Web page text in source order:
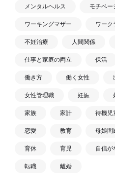
メンタルヘルス モチベー
ワーキングマザー ワーク
不妊治療 人間関係
仕事と家庭の両立 保活
働き方 働く女性
女性管理職 妊娠
家族 家計 待機児
恋愛 教育 母娘問
育休 育児 自信が
転職 離婚